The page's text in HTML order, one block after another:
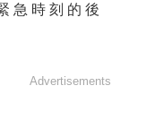
急時刻的後
Advertisements